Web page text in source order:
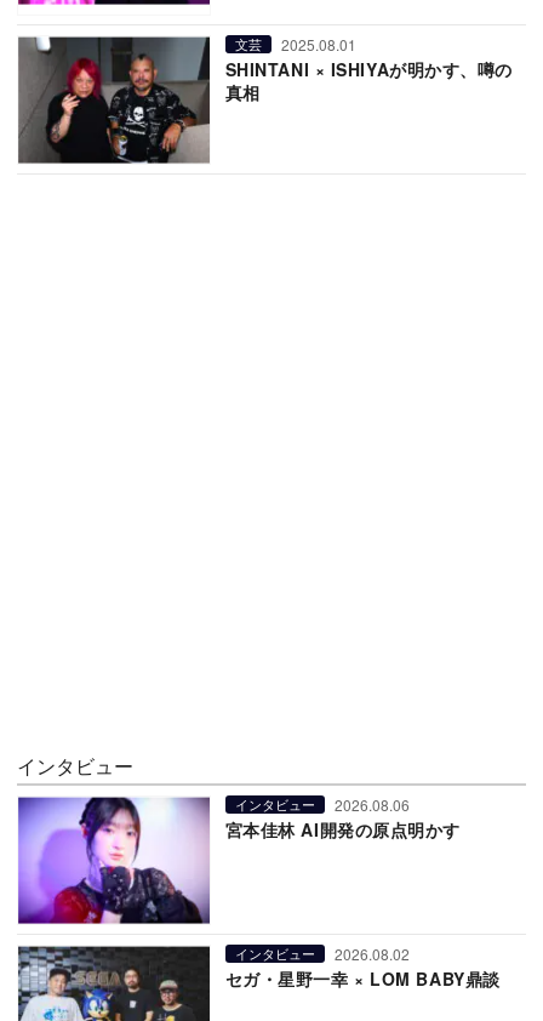
文芸 2025.08.01
SHINTANI × ISHIYAが明かす、噂の
真相
インタビュー
インタビュー 2026.08.06
宮本佳林 AI開発の原点明かす
インタビュー 2026.08.02
セガ・星野一幸 × LOM BABY鼎談